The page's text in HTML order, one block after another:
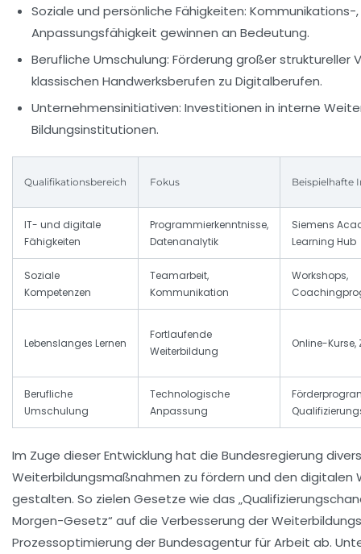
Soziale und persönliche Fähigkeiten: Kommunikations-
Anpassungsfähigkeit gewinnen an Bedeutung.
Berufliche Umschulung: Förderung großer struktureller
klassischen Handwerksberufen zu Digitalberufen.
Unternehmensinitiativen: Investitionen in interne
Bildungsinstitutionen.
Qualifikationsbereich Fokus Beispielhafte
IT- und digitale
Fähigkeiten
Programmierkenntnisse,
Datenanalytik
Siemens
Learning Hub
Soziale
Kompetenzen
Teamarbeit,
Kommunikation
Workshops,
Lebenslanges Lernen
Fortlaufende
Weiterbildung
Online-Kurse,
Berufliche
Umschulung
Technologische
Anpassung
Im Zuge dieser Entwicklung hat die Bundesregierung
Weiterbildungsmaßnahmen zu fördern und den digitalen
gestalten. So zielen Gesetze wie das
Morgen-Gesetz“ auf die Verbesserung der
Prozessoptimierung der Bundesagentur für Arbeit ab.